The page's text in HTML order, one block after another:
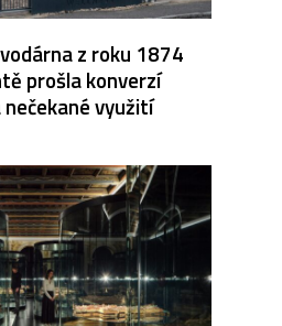
z roku 1874
prošla konverzí
využití